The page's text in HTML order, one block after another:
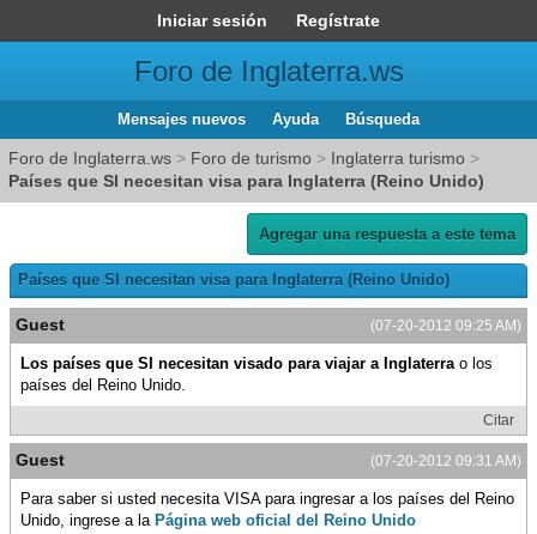
Iniciar sesión Regístrate
Foro de Inglaterra.ws
Mensajes nuevos Ayuda Búsqueda
Foro de Inglaterra.ws > Foro de turismo > Inglaterra turismo >
Países que SI necesitan visa para Inglaterra (Reino Unido)
Agregar una respuesta a este tema
Países que SI necesitan visa para Inglaterra (Reino Unido)
(07-20-2012 09:25 AM)
Guest
Los paí­ses que SI necesitan visado para viajar a Inglaterrao los
paí­ses del Reino Unido.
Citar
(07-20-2012 09:31 AM)
Guest
Para saber si usted necesita VISA para ingresar a los paí­ses del Reino
Unido, ingrese a la Página web oficial del Reino Unido